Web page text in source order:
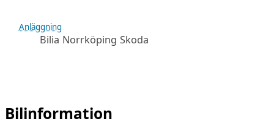
Anläggning
Bilia Norrköping Skoda
Bilinformation